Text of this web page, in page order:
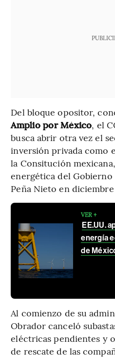
Del bloque opositor,
Amplio por México, el
busca abrir otra vez el
inversión privada como
la Consitución
energética del
Peña Nieto en diciembre
VER +
EE.UU.
energía
de
Al comienzo de su
Obrador canceló
eléctricas pendientes y
de rescate de las